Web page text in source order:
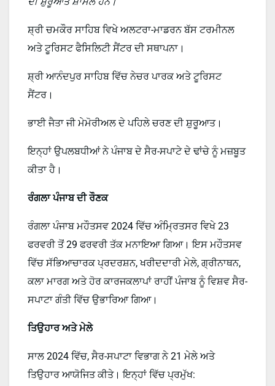
ਸ਼੍ਰੀ ਚਮਕੌਰ ਸਾਹਿਬ ਵਿਖੇ ਅਲਟਰਾ-ਮਾਡਰਨ ਬੱਸ ਟਰਮੀਨਲ
ਅਤੇ ਟੂਰਿਸਟ ਫੈਸਿਲਿਟੀ ਸੈਂਟਰ ਦੀ ਸਥਾਪਨਾ।
ਸ਼੍ਰੀ ਆਨੰਦਪੁਰ ਸਾਹਿਬ ਵਿੱਚ ਨੇਚਰ ਪਾਰਕ ਅਤੇ ਟੂਰਿਸਟ
ਸੈਂਟਰ।
ਭਾਈ ਜੈਤਾ ਜੀ ਮੇਮੋਰੀਅਲ ਦੇ ਪਹਿਲੇ ਚਰਣ ਦੀ ਸ਼ੁਰੂਆਤ।
ਇਨ੍ਹਾਂ ਉਪਲਬਧੀਆਂ ਨੇ ਪੰਜਾਬ ਦੇ ਸੈਰ-ਸਪਾਟੇ ਦੇ ਢਾਂਚੇ ਨੂੰ ਮਜ਼ਬੂਤ
ਕੀਤਾ ਹੈ।
ਰੰਗਲਾ ਪੰਜਾਬ ਦੀ ਰੌਣਕ
ਰੰਗਲਾ ਪੰਜਾਬ ਮਹੌਤਸਵ 2024 ਵਿੱਚ ਅੰਮ੍ਰਿਤਸਰ ਵਿਖੇ 23
ਫਰਵਰੀ ਤੋਂ 29 ਫਰਵਰੀ ਤੱਕ ਮਨਾਇਆ ਗਿਆ। ਇਸ ਮਹੌਤਸਵ
ਵਿੱਚ ਸੱਭਿਆਚਾਰਕ ਪ੍ਰਦਰਸ਼ਨ, ਖਰੀਦਦਾਰੀ ਮੇਲੇ, ਗ੍ਰੀਨਾਥਨ,
ਕਲਾ ਮਾਰਗ ਅਤੇ ਹੋਰ ਕਾਰਜਕਲਾਪਾਂ ਰਾਹੀਂ ਪੰਜਾਬ ਨੂੰ ਵਿਸ਼ਵ ਸੈਰ-
ਸਪਾਟਾ ਗੰਤੀ ਵਿੱਚ ਉਭਾਰਿਆ ਗਿਆ।
ਤਿਉਹਾਰ ਅਤੇ ਮੇਲੇ
ਸਾਲ 2024 ਵਿੱਚ, ਸੈਰ-ਸਪਾਟਾ ਵਿਭਾਗ ਨੇ 21 ਮੇਲੇ ਅਤੇ
ਤਿਉਹਾਰ ਆਯੋਜਿਤ ਕੀਤੇ। ਇਨ੍ਹਾਂ ਵਿੱਚ ਪ੍ਰਮੁੱਖ: